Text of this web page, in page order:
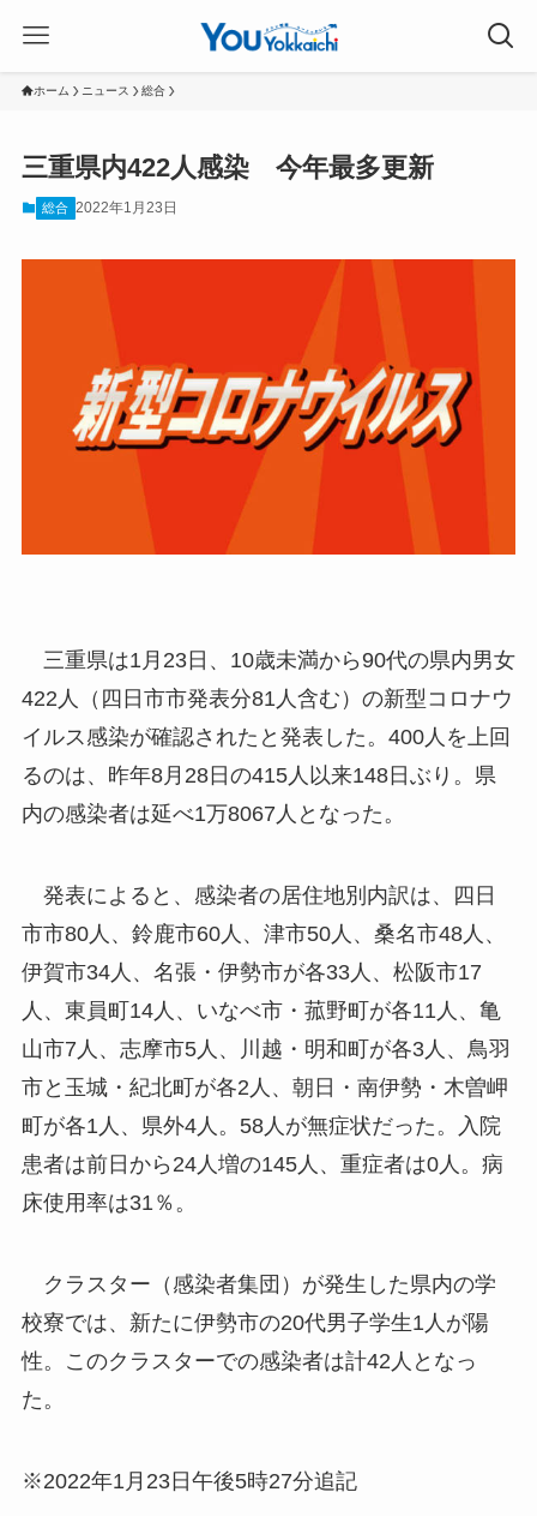
ホーム ニュース 総合
三重県内422人感染 今年最多更新
総合 2022年1月23日
三重県は1月23日、10歳未満から90代の県内男女
422人（四日市市発表分81人含む）の新型コロナウ
イルス感染が確認されたと発表した。400人を上回
るのは、昨年8月28日の415人以来148日ぶり。県
内の感染者は延べ1万8067人となった。
発表によると、感染者の居住地別内訳は、四日
市市80人、鈴鹿市60人、津市50人、桑名市48人、
伊賀市34人、名張・伊勢市が各33人、松阪市17
人、東員町14人、いなべ市・菰野町が各11人、亀
山市7人、志摩市5人、川越・明和町が各3人、鳥羽
市と玉城・紀北町が各2人、朝日・南伊勢・木曽岬
町が各1人、県外4人。58人が無症状だった。入院
患者は前日から24人増の145人、重症者は0人。病
床使用率は31％。
クラスター（感染者集団）が発生した県内の学
校寮では、新たに伊勢市の20代男子学生1人が陽
性。このクラスターでの感染者は計42人となっ
た。
※2022年1月23日午後5時27分追記